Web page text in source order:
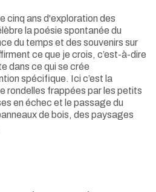
cinq ans d'exploration des
la poésie spontanée du
du temps et des souvenirs sur
ce que je crois, c’est-à-dire
dans ce qui se crée
spécifique. Ici c’est la
rondelles frappées par les petits
en échec et le passage du
de bois, des paysages